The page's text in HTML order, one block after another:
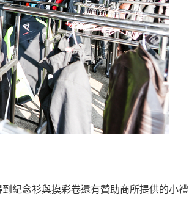
紀念衫與摸彩卷還有贊助商所提供的小禮